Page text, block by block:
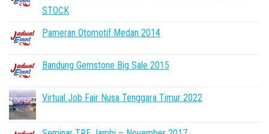
STOCK
Pameran Otomotif Medan 2014
Bandung Gemstone Big Sale 2015
Virtual Job Fair Nusa Tenggara Timur 2022